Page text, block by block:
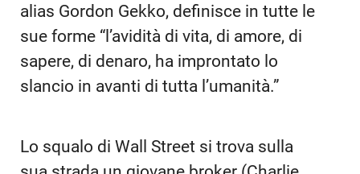
alias Gordon Gekko, definisce in tutte le
sue forme “l’avidità di vita, di amore, di
sapere, di denaro, ha improntato lo
slancio in avanti di tutta l’umanità.”
Lo squalo di Wall Street si trova sulla